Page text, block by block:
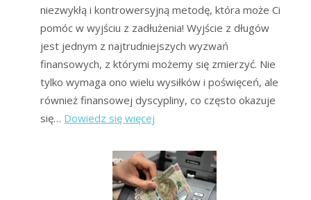
niezwykłą i kontrowersyjną metodę, która może Ci
pomóc w wyjściu z zadłużenia! Wyjście z długów
jest jednym z najtrudniejszych wyzwań
finansowych, z którymi możemy się zmierzyć. Nie
tylko wymaga ono wielu wysiłków i poświęceń, ale
również finansowej dyscypliny, co często okazuje
się… Dowiedz się więcej
wyjść
z
długów